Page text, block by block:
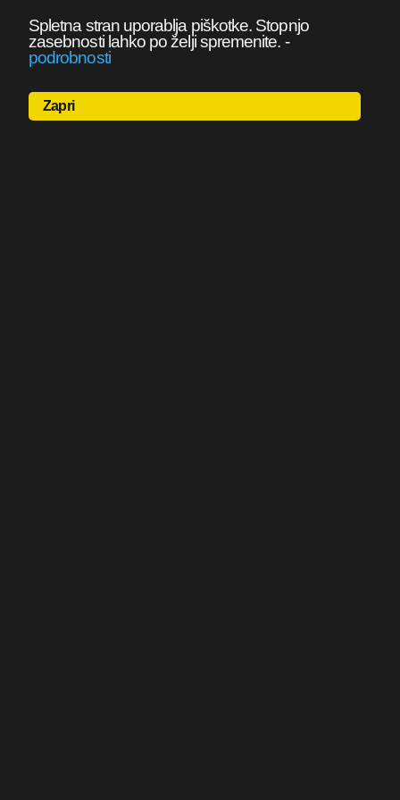
Spletna stran uporablja piškotke. Stopnjo
zasebnosti lahko po želji spremenite. -
podrobnosti
Zapri